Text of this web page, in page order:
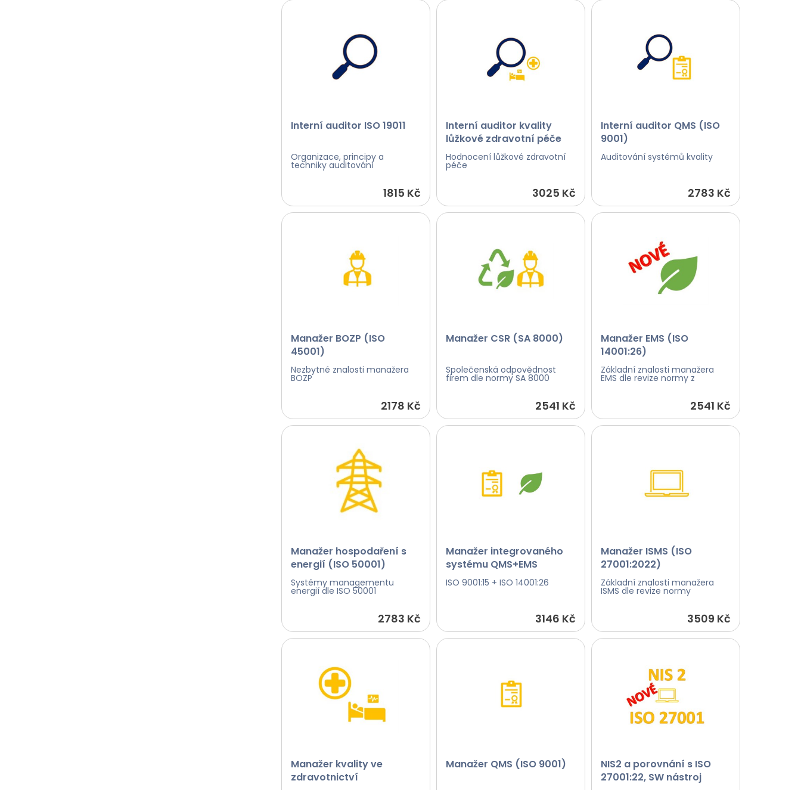
Interní auditor ISO 19011
Organizace, principy a
techniky auditování
1815 Kč
Interní auditor kvality
lůžkové zdravotní péče
Hodnocení lůžkové zdravotní
péče
3025 Kč
Interní auditor QMS (ISO
9001)
Auditování systémů kvality
2783 Kč
Manažer BOZP (ISO
45001)
Nezbytné znalosti manažera
BOZP
2178 Kč
Manažer CSR (SA 8000)
Společenská odpovědnost
firem dle normy SA 8000
2541 Kč
Manažer EMS (ISO
14001:26)
Základní znalosti manažera
EMS dle revize normy z
2541 Kč
Manažer hospodaření s
energií (ISO 50001)
Systémy managementu
energií dle ISO 50001
2783 Kč
Manažer integrovaného
systému QMS+EMS
ISO 9001:15 + ISO 14001:26
3146 Kč
Manažer ISMS (ISO
27001:2022)
Základní znalosti manažera
ISMS dle revize normy
3509 Kč
Manažer kvality ve
zdravotnictví
Manažer QMS (ISO 9001)
NIS2 a porovnání s ISO
27001:22, SW nástroj